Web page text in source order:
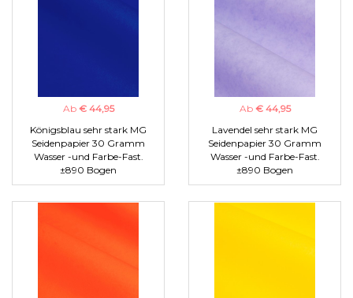
Ab € 44,95
Königsblau sehr stark MG
Seidenpapier 30 Gramm
Wasser -und Farbe-Fast.
±890 Bogen
Ab € 44,95
Lavendel sehr stark MG
Seidenpapier 30 Gramm
Wasser -und Farbe-Fast.
±890 Bogen